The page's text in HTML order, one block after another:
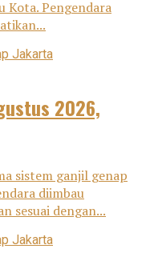
Kota. Pengendara
2026,
sistem ganjil genap
diimbau
sesuai dengan...